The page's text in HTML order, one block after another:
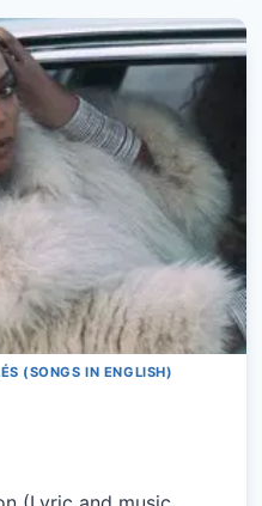
(SONGS IN ENGLISH)